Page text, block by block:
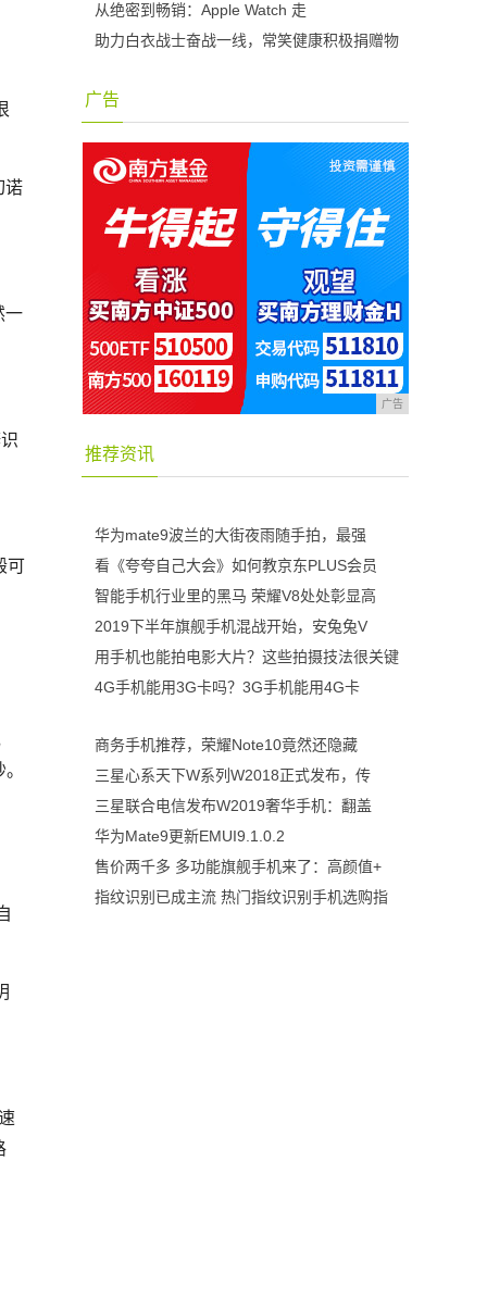
诺
一
可
从绝密到畅销：Apple Watch 走
助力白衣战士奋战一线，常笑健康积极捐赠物
广告
广告
推荐资讯
华为mate9波兰的大街夜雨随手拍，最强
看《夸夸自己大会》如何教京东PLUS会员
智能手机行业里的黑马 荣耀V8处处彰显高
2019下半年旗舰手机混战开始，安兔兔V
用手机也能拍电影大片？这些拍摄技法很关键
4G手机能用3G卡吗？3G手机能用4G卡
商务手机推荐，荣耀Note10竟然还隐藏
三星心系天下W系列W2018正式发布，传
三星联合电信发布W2019奢华手机：翻盖
华为Mate9更新EMUI9.1.0.2
售价两千多 多功能旗舰手机来了：高颜值+
指纹识别已成主流 热门指纹识别手机选购指